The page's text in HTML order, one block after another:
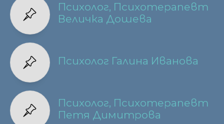
Психолог, Психотерапевт
Величка Дошева
Психолог Галина Иванова
Психолог, Психотерапевт
Петя Димитрова